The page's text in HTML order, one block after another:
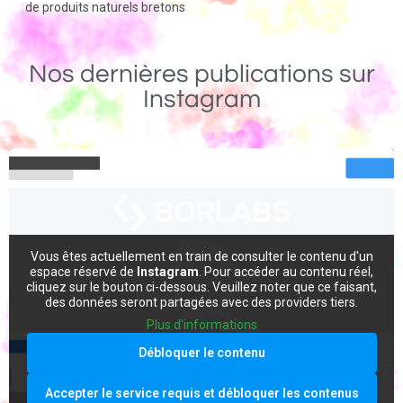
Nos dernières publications sur
Instagram
Vous êtes actuellement en train de consulter le contenu d'un
espace réservé de Instagram . Pour accéder au contenu réel,
cliquez sur le bouton ci-dessous. Veuillez noter que ce faisant,
des données seront partagées avec des providers tiers.
Plus d'informations
Débloquer le contenu
Accepter le service requis et débloquer les contenus